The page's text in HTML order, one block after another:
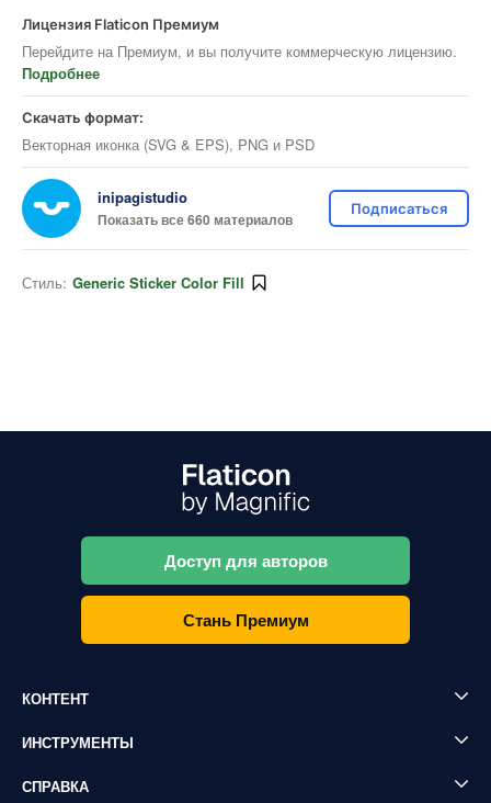
Лицензия Flaticon Премиум
Перейдите на Премиум, и вы получите коммерческую лицензию.
Подробнее
Скачать формат:
Векторная иконка (SVG & EPS), PNG и PSD
inipagistudio
Показать все 660 материалов
Подписаться
Стиль: Generic Sticker Color Fill
Доступ для авторов
Стань Премиум
КОНТЕНТ
ИНСТРУМЕНТЫ
СПРАВКА